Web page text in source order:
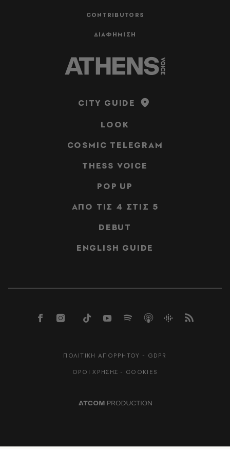
CONTRIBUTORS
ΔΙΑΦΗΜΙΣΗ
CITY GUIDE
LOOK
COSMIC TELEGRAM
THESS VOICE
POP UP
ΑΠΟ ΤΙΣ 4 ΣΤΙΣ 5
DEBUT
ENGLISH GUIDE
ΠΟΛΙΤΙΚΗ ΑΠΟΡΡΗΤΟΥ - GDPR
ΟΡΟΙ ΧΡΗΣΗΣ - COOKIES